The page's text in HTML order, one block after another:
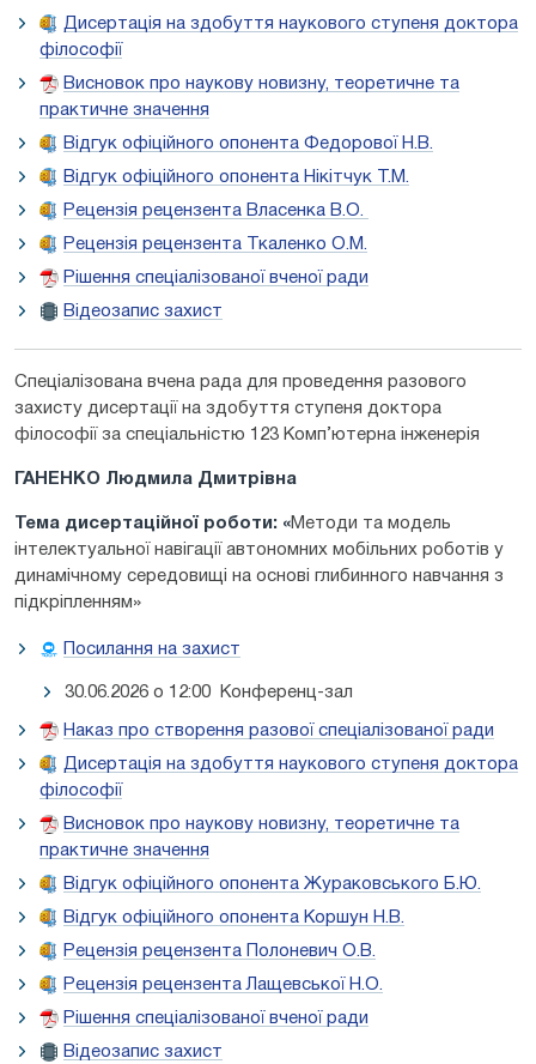
Дисертація на здобуття наукового ступеня доктора
філософії
Висновок про наукову новизну, теоретичне та
практичне значення
Відгук офіційного опонента Федорової Н.В.
Відгук офіційного опонента Нікітчук Т.М.
Рецензія рецензента Власенка В.О.
Рецензія рецензента Ткаленко О.М.
Рішення спеціалізованої вченої ради
Відеозапис захист
Спеціалізована вчена рада для проведення разового
захисту дисертації на здобуття ступеня доктора
філософії за спеціальністю 123 Комп’ютерна інженерія
ГАНЕНКО Людмила Дмитрівна
Тема дисертаційної роботи: «Методи та модель
інтелектуальної навігації автономних мобільних роботів у
динамічному середовищі на основі глибинного навчання з
підкріпленням»
Посилання на захист
30.06.2026 о 12:00 Конференц-зал
Наказ про створення разової спеціалізованої ради
Дисертація на здобуття наукового ступеня доктора
філософії
Висновок про наукову новизну, теоретичне та
практичне значення
Відгук офіційного опонента Жураковського Б.Ю.
Відгук офіційного опонента Коршун Н.В.
Рецензія рецензента Полоневич О.В.
Рецензія рецензента Лащевської Н.О.
Рішення спеціалізованої вченої ради
Відеозапис захист